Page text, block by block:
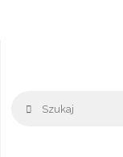
Szukaj